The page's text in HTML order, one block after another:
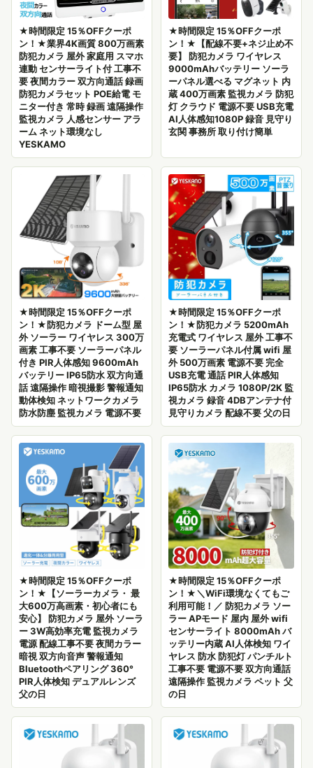
★時間限定 15％OFFクーポ
ン！★業界4K画質 800万画素
防犯カメラ 屋外 家庭用 スマホ
連動 センサーライト付 工事不
要 夜間カラー 双方向通話 録画
防犯カメラセット POE給電 モ
ニター付き 常時 録画 遠隔操作
監視カメラ 人感センサー アラ
ーム ネット環境なし
YESKAMO
★時間限定 15％OFFクーポ
ン！★【配線不要+ネジ止め不
要】 防犯カメラ ワイヤレス
9000mAhバッテリー ソーラ
ーパネル選べる マグネット 内
蔵 400万画素 監視カメラ 防犯
灯 クラウド 電源不要 USB充電
AI人体感知1080P 録音 見守り
玄関 事務所 取り付け簡単
★時間限定 15％OFFクーポ
ン！★防犯カメラ ドーム型 屋
外 ソーラー ワイヤレス 300万
画素 工事不要 ソーラーパネル
付き PIR人体感知 9600mAh
バッテリー IP65防水 双方向通
話 遠隔操作 暗視撮影 警報通知
動体検知 ネットワークカメラ
防水防塵 監視カメラ 電源不要
★時間限定 15％OFFクーポ
ン！★防犯カメラ 5200mAh
充電式 ワイヤレス 屋外 工事不
要 ソーラーパネル付属 wifi 屋
外 500万画素 電源不要 完全
USB充電 通話 PIR人体感知
IP65防水 カメラ 1080P/2K 監
視カメラ 録音 4DBアンテナ付
見守りカメラ 配線不要 父の日
★時間限定 15％OFFクーポ
ン！★【ソーラーカメラ・ 最
大600万高画素・初心者にも
安心】 防犯カメラ 屋外 ソーラ
ー 3W高効率充電 監視カメラ
電源 配線工事不要 夜間カラー
暗視 双方向音声 警報通知
Bluetoothペアリング 360°
PIR人体検知 デュアルレンズ
父の日
★時間限定 15％OFFクーポ
ン！★＼WiFi環境なくてもご
利用可能！／ 防犯カメラ ソー
ラー APモード 屋内 屋外 wifi
センサーライト 8000mAh バ
ッテリー内蔵 AI人体検知 ワイ
ヤレス 防水 防犯灯 パンチルト
工事不要 電源不要 双方向通話
遠隔操作 監視カメラ ペット 父
の日